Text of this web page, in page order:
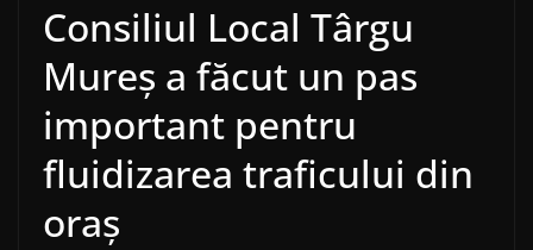
Consiliul Local Târgu
Mureș a făcut un pas
important pentru
fluidizarea traficului din
oraș